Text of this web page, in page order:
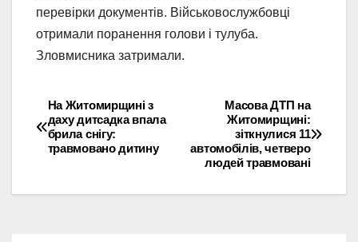
перевірки документів. Військовослужбовці
отримали поранення голови і тулуба.
Зловмисника затримали.
Навігація
записів
Масова ДТП на
Житомирщині:
зіткнулися 11
автомобілів, четверо
людей травмовані
На Житомирщині з
даху дитсадка впала
брила снігу:
травмовано дитину